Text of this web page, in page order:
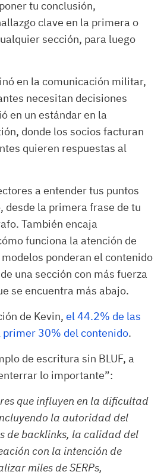
tu conclusión,
clave en la primera o
sección, para luego
en la comunicación militar,
necesitan decisiones
en un estándar en la
donde los socios facturan
quieren respuestas al
a entender tus puntos
desde la primera frase de tu
También encaja
funciona la atención de
ponderan el contenido
una sección con más fuerza
se encuentra más abajo.
de Kevin, el 44.2% de las
30% del contenido.
de escritura sin BLUF, a
lo importante”:
que influyen en la dificultad
la autoridad del
de backlinks, la calidad del
con la intención de
miles de SERPs,